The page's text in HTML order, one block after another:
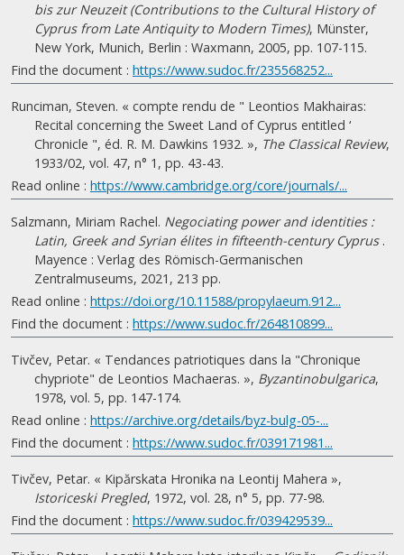
bis zur Neuzeit (Contributions to the Cultural History of
Cyprus from Late Antiquity to Modern Times), Münster,
New York, Munich, Berlin : Waxmann, 2005, pp. 107-115.
Find the document : https://www.sudoc.fr/235568252...
Runciman, Steven. « compte rendu de " Leontios Makhairas:
Recital concerning the Sweet Land of Cyprus entitled ‘
Chronicle ", éd. R. M. Dawkins 1932. », The Classical Review,
1933/02, vol. 47, n° 1, pp. 43-43.
Read online : https://www.cambridge.org/core/journals/...
Salzmann, Miriam Rachel. Negociating power and identities :
Latin, Greek and Syrian élites in fifteenth-century Cyprus .
Mayence : Verlag des Römisch-Germanischen
Zentralmuseums, 2021, 213 pp.
Read online : https://doi.org/10.11588/propylaeum.912...
Find the document : https://www.sudoc.fr/264810899...
Tivčev, Petar. « Tendances patriotiques dans la "Chronique
chypriote" de Leontios Machaeras. », Byzantinobulgarica,
1978, vol. 5, pp. 147-174.
Read online : https://archive.org/details/byz-bulg-05-...
Find the document : https://www.sudoc.fr/039171981...
Tivčev, Petar. « Kipărskata Hronika na Leontij Mahera »,
Istoriceski Pregled, 1972, vol. 28, n° 5, pp. 77-98.
Find the document : https://www.sudoc.fr/039429539...